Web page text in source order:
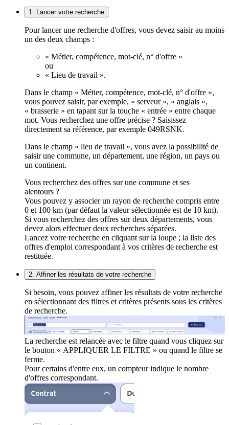
1. Lancer votre recherche
Pour lancer une recherche d'offres, vous devez saisir au moins
un des deux champs :
« Métier, compétence, mot-clé, n° d'offre »
ou
« Lieu de travail ».
Dans le champ « Métier, compétence, mot-clé, n° d'offre »,
vous pouvez saisir, par exemple, « serveur », « anglais »,
« brasserie » en tapant sur la touche « entrée » entre chaque
mot. Vous recherchez une offre précise ? Saisissez
directement sa référence, par exemple 049RSNK.
Dans le champ « lieu de travail », vous avez la possibilité de
saisir une commune, un département, une région, un pays ou
un continent.
Vous recherchez des offres sur une commune et ses
alentours ?
Vous pouvez y associer un rayon de recherche compris entre
0 et 100 km (par défaut la valeur sélectionnée est de 10 km).
Si vous recherchez des offres sur deux départements, vous
devez alors effectuer deux recherches séparées.
Lancez votre recherche en cliquant sur la loupe ; la liste des
offres d'emploi correspondant à vos critères de recherche est
restituée.
2. Affiner les résultats de votre recherche
Si besoin, vous pouvez affiner les résultats de votre recherche
en sélectionnant des filtres et critères présents sous les critères
de recherche.
La recherche est relancée avec le filtre quand vous cliquez sur
le bouton « APPLIQUER LE FILTRE » ou quand le filtre se
ferme.
Pour certains d'entre eux, un compteur indique le nombre
d'offres correspondant.